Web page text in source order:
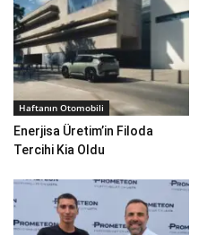
Haftanın Otomobili
Enerjisa Üretim’in Filoda
Tercihi Kia Oldu